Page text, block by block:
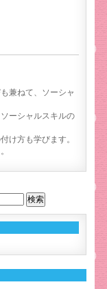
兼ねて、ソーシャ
ーシャルスキルの
け方も学びます。